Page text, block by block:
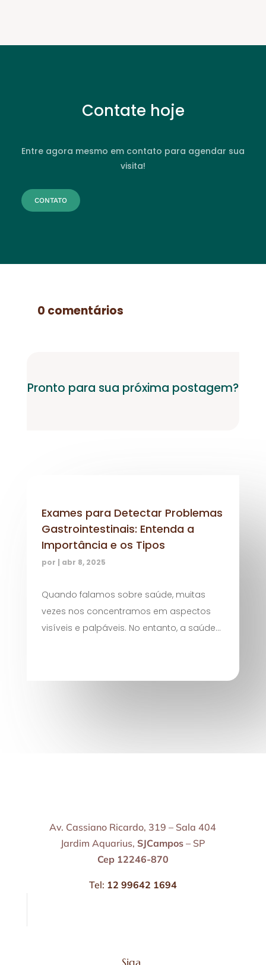
Contate hoje
Entre agora mesmo em contato para agendar sua
visita!
CONTATO
0 comentários
Pronto para sua próxima postagem?
Exames para Detectar Problemas
Gastrointestinais: Entenda a
Importância e os Tipos
por | abr 8, 2025
Quando falamos sobre saúde, muitas
vezes nos concentramos em aspectos
visíveis e palpáveis. No entanto, a saúde...
Av. Cassiano Ricardo, 319 – Sala 404
Jardim Aquarius, SJCampos – SP
Cep 12246-870
Tel: 12 99642 1694
Siga